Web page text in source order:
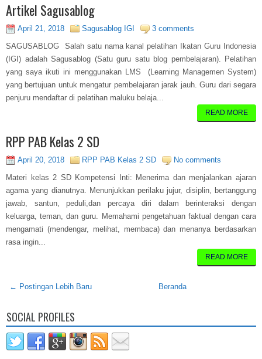
Artikel Sagusablog
April 21, 2018 Sagusablog IGI
3 comments
SAGUSABLOG Salah satu nama kanal pelatihan Ikatan Guru Indonesia
(IGI) adalah Sagusablog (Satu guru satu blog pembelajaran). Pelatihan
yang saya ikuti ini menggunakan LMS (Learning Managemen System)
yang bertujuan untuk mengatur pembelajaran jarak jauh. Guru dari segara
penjuru mendaftar di pelatihan maluku belaja...
READ MORE
RPP PAB Kelas 2 SD
April 20, 2018 RPP PAB Kelas 2 SD
No comments
Materi kelas 2 SD Kompetensi Inti: Menerima dan menjalankan ajaran
agama yang dianutnya. Menunjukkan perilaku jujur, disiplin, bertanggung
jawab, santun, peduli,dan percaya diri dalam berinteraksi dengan
keluarga, teman, dan guru. Memahami pengetahuan faktual dengan cara
mengamati (mendengar, melihat, membaca) dan menanya berdasarkan
rasa ingin...
READ MORE
← Postingan Lebih Baru Beranda
SOCIAL PROFILES